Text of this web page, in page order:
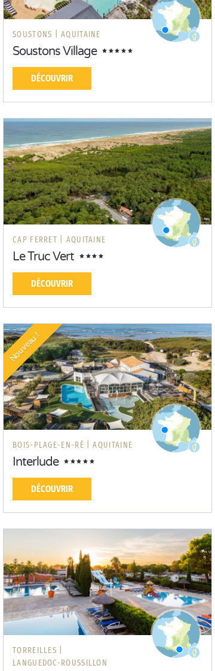
SOUSTONS | AQUITAINE
Soustons Village
DÉCOUVRIR
CAP FERRET | AQUITAINE
Le Truc Vert
DÉCOUVRIR
Nouveau !
BOIS-PLAGE-EN-RÉ | AQUITAINE
Interlude
DÉCOUVRIR
TORREILLES |
LANGUEDOC-ROUSSILLON